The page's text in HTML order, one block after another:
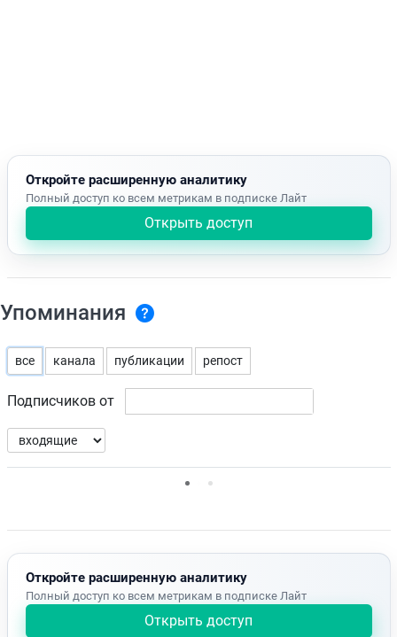
Откройте расширенную аналитику
Полный доступ ко всем метрикам в подписке Лайт
Открыть доступ
Упоминания
все канала публикации репост
Подписчиков от
Нет доступных упоминаний.
Откройте расширенную аналитику
Полный доступ ко всем метрикам в подписке Лайт
Открыть доступ